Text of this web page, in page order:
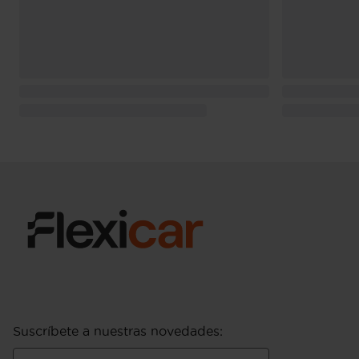
Suscríbete a nuestras novedades: